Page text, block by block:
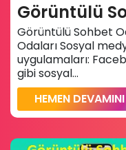
Görüntülü
Görüntülü Sohbet
Odaları Sosyal
uygulamaları:
gibi sosyal...
HEMEN